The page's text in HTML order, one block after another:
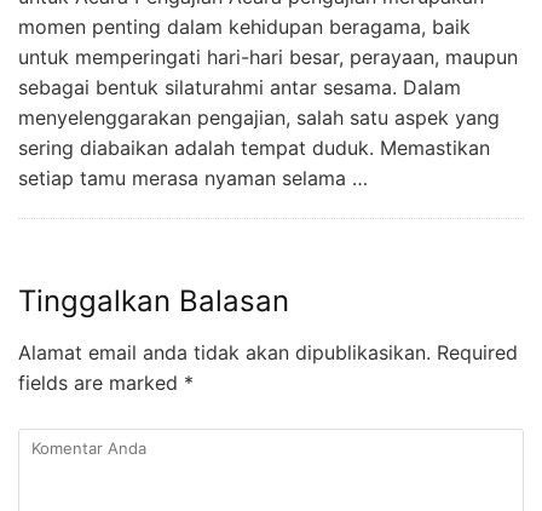
momen penting dalam kehidupan beragama, baik
untuk memperingati hari-hari besar, perayaan, maupun
sebagai bentuk silaturahmi antar sesama. Dalam
menyelenggarakan pengajian, salah satu aspek yang
sering diabaikan adalah tempat duduk. Memastikan
setiap tamu merasa nyaman selama …
Tinggalkan Balasan
Alamat email anda tidak akan dipublikasikan. Required
fields are marked *